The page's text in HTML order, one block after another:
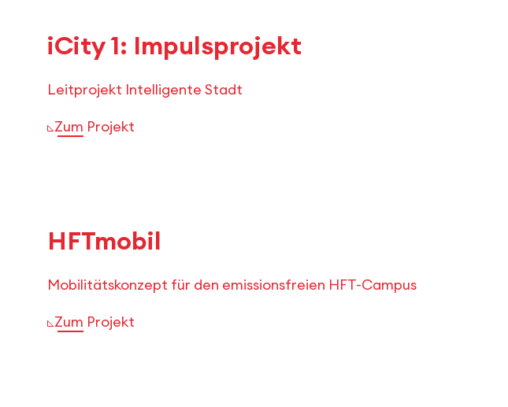
iCity 1: Impulsprojekt
Leitprojekt Intelligente Stadt
Zum Projekt
HFTmobil
Mobilitätskonzept für den emissionsfreien HFT-Campus
Zum Projekt